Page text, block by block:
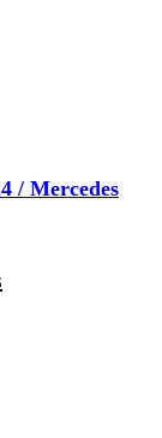
/ Mercedes